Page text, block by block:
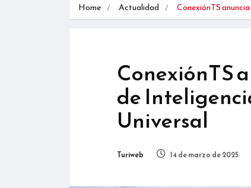
Home Actualidad ConexiónTS
ConexiónTS
de
Universal
Turiweb 14 de marzo de 2025